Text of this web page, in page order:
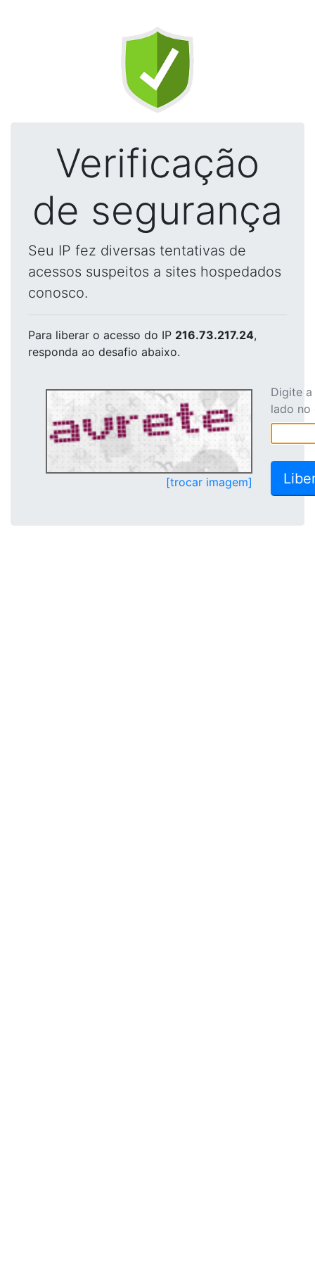
Verificação
de segurança
Seu IP fez diversas tentativas de
acessos suspeitos a sites hospedados
conosco.
Para liberar o acesso do IP 216.73.217.24,
responda ao desafio abaixo.
[trocar imagem]
Digite
lado no